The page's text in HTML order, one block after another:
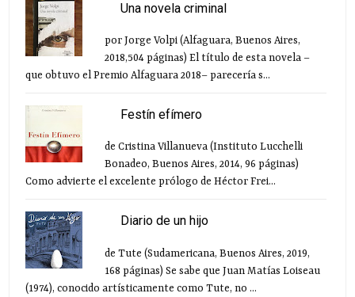
Una novela criminal
por Jorge Volpi (Alfaguara, Buenos Aires,
2018,504 páginas) El título de esta novela –
que obtuvo el Premio Alfaguara 2018– parecería s...
Festín efímero
de Cristina Villanueva (Instituto Lucchelli
Bonadeo, Buenos Aires, 2014, 96 páginas)
Como advierte el excelente prólogo de Héctor Frei...
Diario de un hijo
de Tute (Sudamericana, Buenos Aires, 2019,
168 páginas) Se sabe que Juan Matías Loiseau
(1974), conocido artísticamente como Tute, no ...